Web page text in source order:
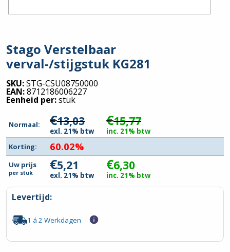
Stago Verstelbaar
verval-/stijgstuk KG281
SKU:STG-CSU08750000
EAN:8712186006227
Eenheid per:stuk
Normaal: €13,03
exl. 21% btw
€15,77
inc. 21% btw
Korting:
60.02%
Uw prijs
per stuk €5,21
exl. 21% btw
€6,30
inc. 21% btw
Levertijd:
1 á 2 Werkdagen